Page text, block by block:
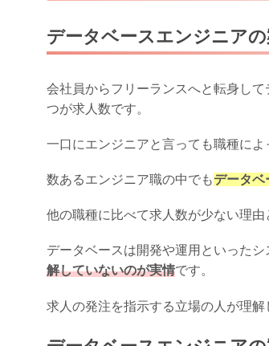
データベースエンジニアの
会社員からフリーランスへと転身し
つが求人数です。
一口にエンジニアと言っても職種によ
数あるエンジニア職の中でもデータベ
他の職種に比べて求人数が少ない理由
データベースは開発や運用といった
解していないのが実情です。
求人の発注を指示する立場の人が理